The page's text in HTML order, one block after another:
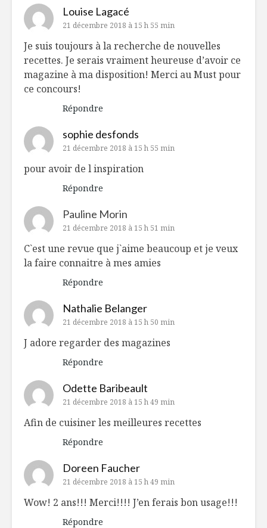
Louise Lagacé
21 décembre 2018 à 15 h 55 min
Je suis toujours à la recherche de nouvelles
recettes. Je serais vraiment heureuse d’avoir ce
magazine à ma disposition! Merci au Must pour
ce concours!
Répondre
sophie desfonds
21 décembre 2018 à 15 h 55 min
pour avoir de l inspiration
Répondre
Pauline Morin
21 décembre 2018 à 15 h 51 min
C`est une revue que j`aime beaucoup et je veux
la faire connaitre à mes amies
Répondre
Nathalie Belanger
21 décembre 2018 à 15 h 50 min
J adore regarder des magazines
Répondre
Odette Baribeault
21 décembre 2018 à 15 h 49 min
Afin de cuisiner les meilleures recettes
Répondre
Doreen Faucher
21 décembre 2018 à 15 h 49 min
Wow! 2 ans!!! Merci!!!! J’en ferais bon usage!!!
Répondre